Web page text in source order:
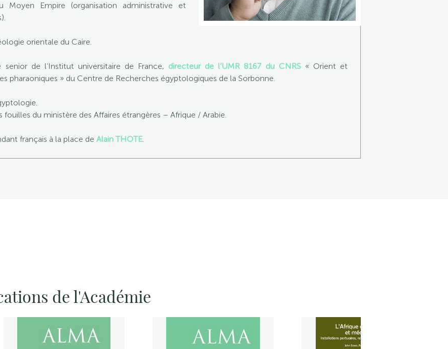
Moyen Empire (organisation administrative et
orientale du Caire.
de l’Institut universitaire de France, directeur de l’UMR 8167 du CNRS« Orient et
pharaoniques » du Centre de Recherches égyptologiques de la Sorbonne.
du ministère des Affaires étrangères – Afrique / Arabie.
français à la place de Alain THOTE.
de l'Académie